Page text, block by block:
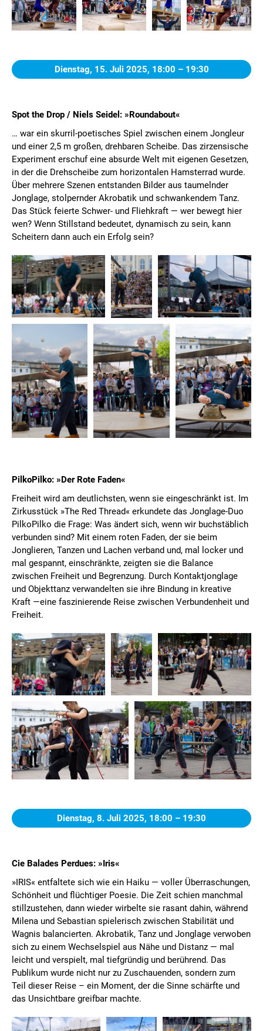
Dienstag, 15. Juli 2025, 18:00 – 19:30
Spot the Drop / Niels Seidel: »Roundabout«
… war ein skurril-poetisches Spiel zwischen einem Jongleur
und einer 2,5 m großen, drehbaren Scheibe. Das zirzensische
Experiment erschuf eine absurde Welt mit eigenen Gesetzen,
in der die Drehscheibe zum horizontalen Hamsterrad wurde.
Über mehrere Szenen entstanden Bilder aus taumelnder
Jonglage, stolpernder Akrobatik und schwankendem Tanz.
Das Stück feierte Schwer- und Fliehkraft — wer bewegt hier
wen? Wenn Stillstand bedeutet, dynamisch zu sein, kann
Scheitern dann auch ein Erfolg sein?
PilkoPilko: »Der Rote Faden«
Freiheit wird am deutlichsten, wenn sie eingeschränkt ist. Im
Zirkusstück »The Red Thread« erkundete das Jonglage-Duo
PilkoPilko die Frage: Was ändert sich, wenn wir buchstäblich
verbunden sind? Mit einem roten Faden, der sie beim
Jonglieren, Tanzen und Lachen verband und, mal locker und
mal gespannt, einschränkte, zeigten sie die Balance
zwischen Freiheit und Begrenzung. Durch Kontaktjonglage
und Objekttanz verwandelten sie ihre Bindung in kreative
Kraft —eine faszinierende Reise zwischen Verbundenheit und
Freiheit.
Dienstag, 8. Juli 2025, 18:00 – 19:30
Cie Balades Perdues: »Iris«
»IRIS« entfaltete sich wie ein Haiku — voller Überraschungen,
Schönheit und flüchtiger Poesie. Die Zeit schien manchmal
stillzustehen, dann wieder wirbelte sie rasant dahin, während
Milena und Sebastian spielerisch zwischen Stabilität und
Wagnis balancierten. Akrobatik, Tanz und Jonglage verwoben
sich zu einem Wechselspiel aus Nähe und Distanz — mal
leicht und verspielt, mal tiefgründig und berührend. Das
Publikum wurde nicht nur zu Zuschauenden, sondern zum
Teil dieser Reise – ein Moment, der die Sinne schärfte und
das Unsichtbare greifbar machte.